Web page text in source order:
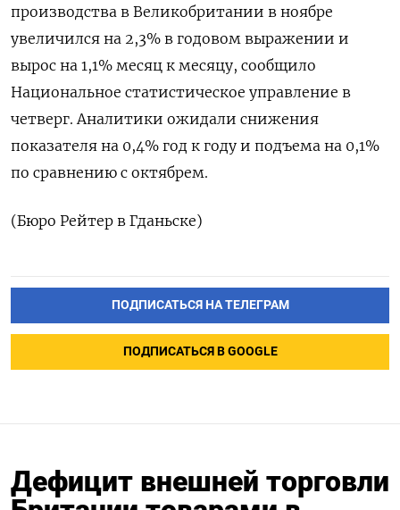
⁠производства в Великобритании в ноябре
увеличился ⁠на ​2,3% ⁠в годовом ⁠выражении и
вырос на ‌1,‍1% ‌месяц к ​месяцу, сообщило
Национальное статистическое управление в
⁠четверг. Аналитики ‍ожидали снижения
показателя ‌на 0,4% год к году и подъема ‍на ‍0,1%
по ‍сравнению с октябрем.
(Бюро ⁠Рейтер в Гданьске)
ПОДПИСАТЬСЯ НА ТЕЛЕГРАМ
ПОДПИСАТЬСЯ В GOOGLE
Дефицит внешней торговли